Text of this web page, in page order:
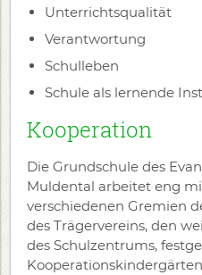
Unterrichtsqualität
Verantwortung
Schulleben
Schule als lernende
Kooperation
Die Grundschule des
Muldental arbeitet eng
verschiedenen Gremien
des Trägervereins, den
des Schulzentrums,